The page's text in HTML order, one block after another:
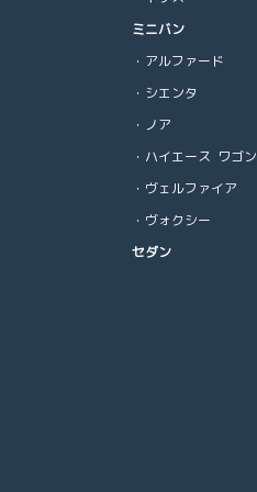
ミニバン
・アルファード
・シエンタ
・ノア
・ハイエース ワゴン
・ヴェルファイア
・ヴォクシー
セダン